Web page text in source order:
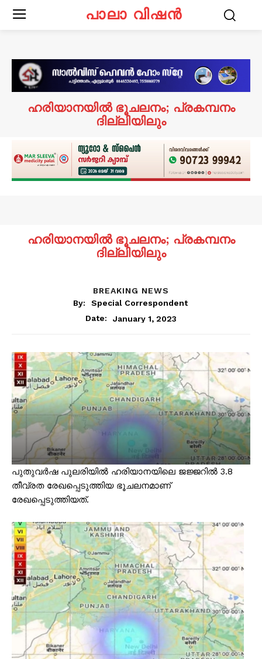
പാലാ വിഷൻ
ഹരിയാനയിൽ ഭൂചലനം; പ്രകമ്പനം
ദില്ലിയിലും
ഹരിയാനയിൽ ഭൂചലനം; പ്രകമ്പനം
ദില്ലിയിലും
BREAKING NEWS
By:
Special Correspondent
Date:
January 1, 2023
പുതുവർഷ പുലരിയിൽ ഹരിയാനയിലെ ജജ്ജറിൽ 3.8
തീവ്രത രേഖപ്പെടുത്തിയ ഭൂചലനമാണ്
രേഖപ്പെടുത്തിയത്.